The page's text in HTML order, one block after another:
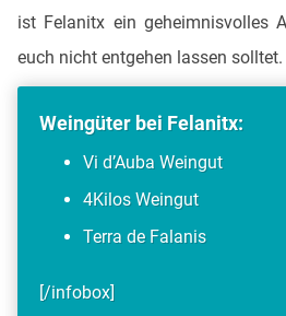
ist Felanitx ein geheimnisvolles
euch nicht entgehen lassen solltet.
Weingüter bei Felanitx:
Vi d’Auba Weingut
4Kilos Weingut
Terra de Falanis
[/infobox]